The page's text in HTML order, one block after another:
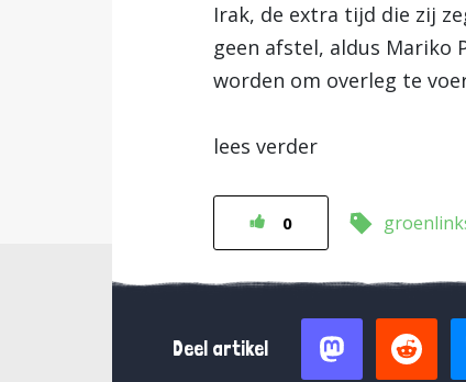
Irak, de extra tijd die zij
geen afstel, aldus Mariko
worden om overleg te
lees verder
0
Deel artikel